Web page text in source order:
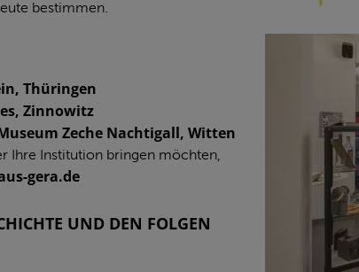
bestimmen.
Thüringen
Zinnowitz
Zeche Nachtigall, Witten
Ihre Institution bringen möchten,
gera.de
UND DEN FOLGEN